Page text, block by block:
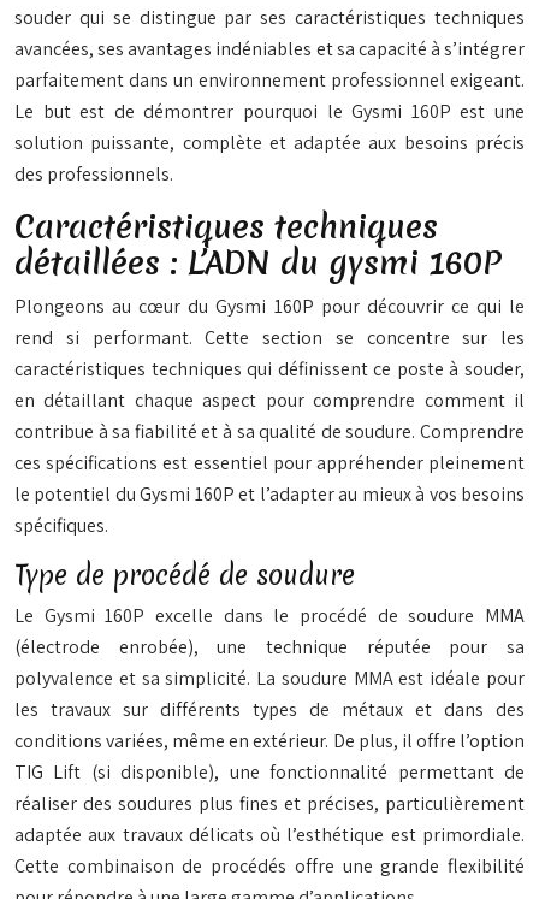
souder qui se distingue par ses caractéristiques techniques
avancées, ses avantages indéniables et sa capacité à s’intégrer
parfaitement dans un environnement professionnel exigeant.
Le but est de démontrer pourquoi le Gysmi 160P est une
solution puissante, complète et adaptée aux besoins précis
des professionnels.
Caractéristiques techniques
détaillées : L’ADN du gysmi 160P
Plongeons au cœur du Gysmi 160P pour découvrir ce qui le
rend si performant. Cette section se concentre sur les
caractéristiques techniques qui définissent ce poste à souder,
en détaillant chaque aspect pour comprendre comment il
contribue à sa fiabilité et à sa qualité de soudure. Comprendre
ces spécifications est essentiel pour appréhender pleinement
le potentiel du Gysmi 160P et l’adapter au mieux à vos besoins
spécifiques.
Type de procédé de soudure
Le Gysmi 160P excelle dans le procédé de soudure MMA
(électrode enrobée), une technique réputée pour sa
polyvalence et sa simplicité. La soudure MMA est idéale pour
les travaux sur différents types de métaux et dans des
conditions variées, même en extérieur. De plus, il offre l’option
TIG Lift (si disponible), une fonctionnalité permettant de
réaliser des soudures plus fines et précises, particulièrement
adaptée aux travaux délicats où l’esthétique est primordiale.
Cette combinaison de procédés offre une grande flexibilité